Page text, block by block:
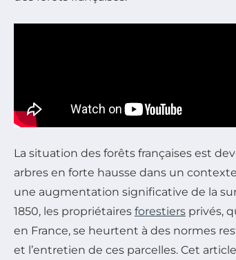
La situation des forêts françaises est
arbres en forte hausse dans un
une augmentation significative de la
1850, les propriétaires forestiers privés,
en France, se heurtent à des normes
et l’entretien de ces parcelles. Cet